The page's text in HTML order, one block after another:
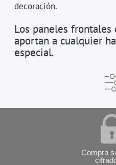
decoración.
Los paneles frontales
aportan a cualquier
especial.
Compra